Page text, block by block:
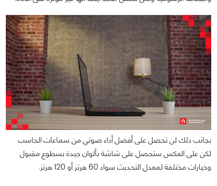
بجانب ذلك لن تحصل على أفضل أداء صوتي من سماعات الحاسب
لكن على العكس ستحصل على شاشة بألوان جيدة بسطوع مقبول
وخيارات مختلفة لمعدل التحديث سواء 60 هرتز أو 120 هرتز.